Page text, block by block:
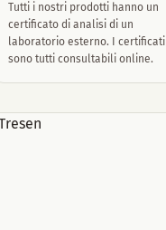
Tutti i nostri prodotti hanno un
certificato di analisi di un
laboratorio esterno. I certificati
sono tutti consultabili online.